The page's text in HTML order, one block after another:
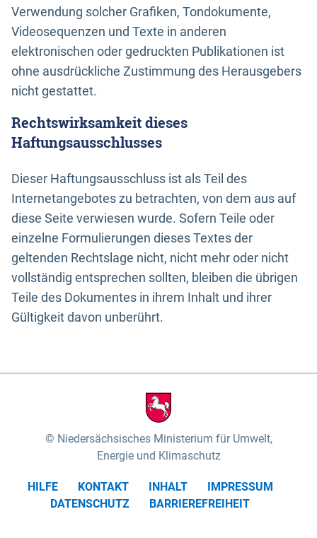
Verwendung solcher Grafiken, Tondokumente,
Videosequenzen und Texte in anderen
elektronischen oder gedruckten Publikationen ist
ohne ausdrückliche Zustimmung des Herausgebers
nicht gestattet.
Rechtswirksamkeit dieses
Haftungsausschlusses
Dieser Haftungsausschluss ist als Teil des
Internetangebotes zu betrachten, von dem aus auf
diese Seite verwiesen wurde. Sofern Teile oder
einzelne Formulierungen dieses Textes der
geltenden Rechtslage nicht, nicht mehr oder nicht
vollständig entsprechen sollten, bleiben die übrigen
Teile des Dokumentes in ihrem Inhalt und ihrer
Gültigkeit davon unberührt.
Niedersächsisches Ministerium für Umwelt,
Energie und Klimaschutz
HILFE KONTAKT INHALT
IMPRESSUM
DATENSCHUTZ
BARRIEREFREIHEIT